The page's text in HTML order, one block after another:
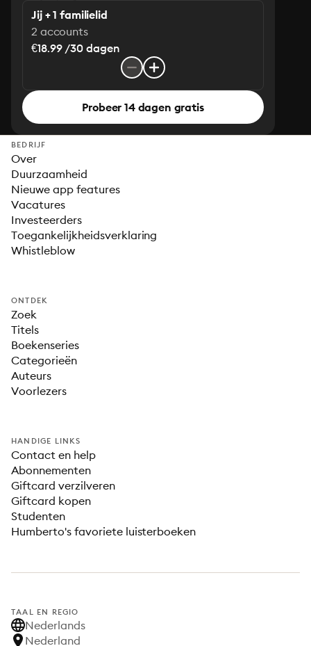
Jij + 1 familielid
2 accounts
€18.99 /30 dagen
Probeer 14 dagen gratis
BEDRIJF
Over
Duurzaamheid
Nieuwe app features
Vacatures
Investeerders
Toegankelijkheidsverklaring
Whistleblow
ONTDEK
Zoek
Titels
Boekenseries
Categorieën
Auteurs
Voorlezers
HANDIGE LINKS
Contact en help
Abonnementen
Giftcard verzilveren
Giftcard kopen
Studenten
Humberto's favoriete luisterboeken
TAAL EN REGIO
Nederlands
Nederland